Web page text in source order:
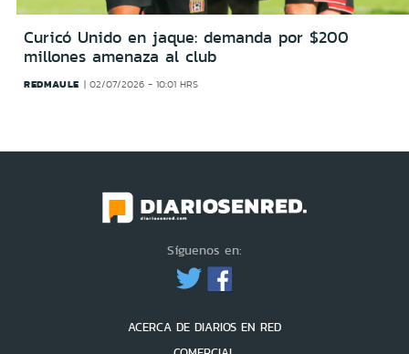
Curicó Unido en jaque: demanda por $200
millones amenaza al club
REDMAULE 02/07/2026 - 10:01 HRS
Síguenos en:
ACERCA DE DIARIOS EN RED